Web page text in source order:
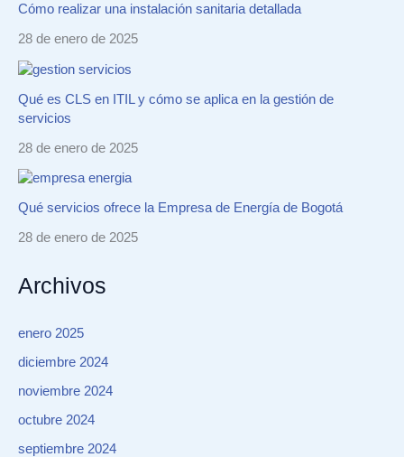
Cómo realizar una instalación sanitaria detallada
28 de enero de 2025
Qué es CLS en ITIL y cómo se aplica en la gestión de
servicios
28 de enero de 2025
Qué servicios ofrece la Empresa de Energía de Bogotá
28 de enero de 2025
Archivos
enero 2025
diciembre 2024
noviembre 2024
octubre 2024
septiembre 2024